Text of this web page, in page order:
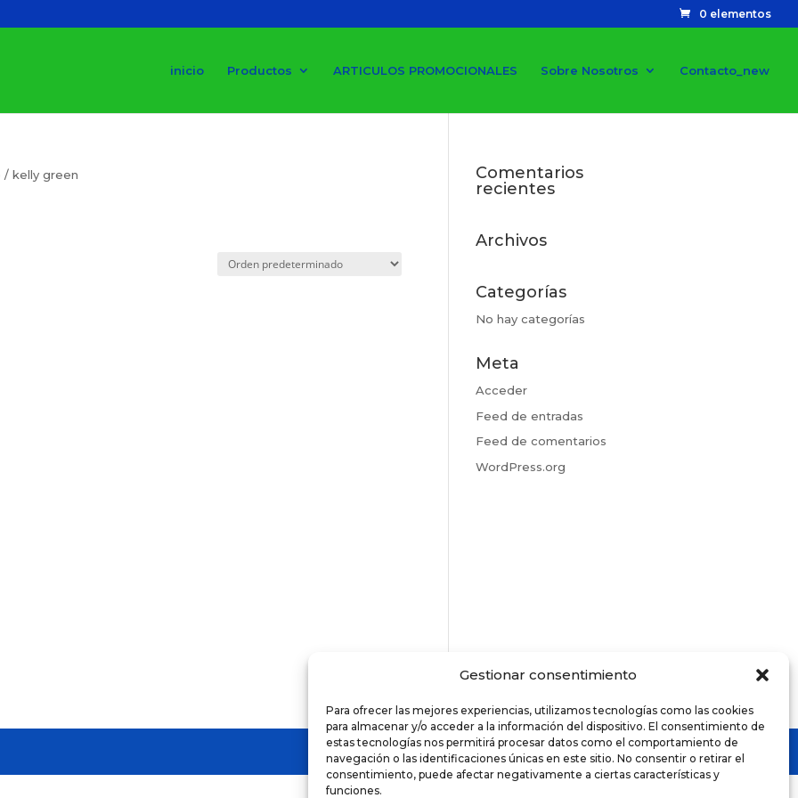
Gestionar consentimiento
Para ofrecer las mejores experiencias, utilizamos tecnologías como las cookies
para almacenar y/o acceder a la información del dispositivo. El consentimiento de
estas tecnologías nos permitirá procesar datos como el comportamiento de
navegación o las identificaciones únicas en este sitio. No consentir o retirar el
consentimiento, puede afectar negativamente a ciertas características y
funciones.
0 elementos
inicio Productos ARTICULOS PROMOCIONALES Sobre Nosotros Contacto_new
kelly green
Comentarios
recientes
Archivos
Categorías
No hay categorías
Meta
Acceder
Feed de entradas
Feed de comentarios
WordPress.org